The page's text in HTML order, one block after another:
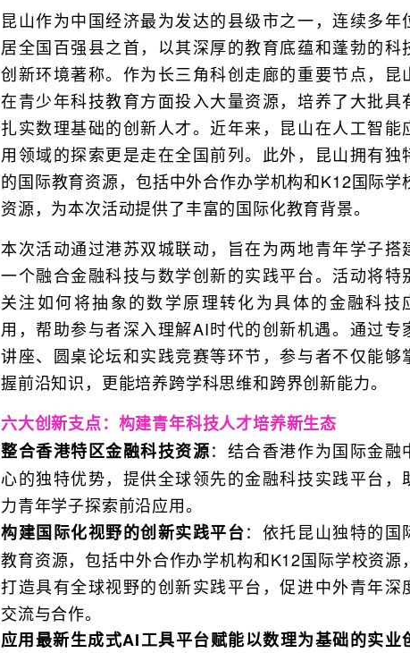
昆山作为中国经济最为发达的县级市之一，连续多年
居全国百强县之首，以其深厚的教育底蕴和蓬勃的科
创新环境著称。作为长三角科创走廊的重要节点，昆
在青少年科技教育方面投入大量资源，培养了大批具
扎实数理基础的创新人才。近年来，昆山在人工智能
用领域的探索更是走在全国前列。此外，昆山拥有独
的国际教育资源，包括中外合作办学机构和K12国际学
资源，为本次活动提供了丰富的国际化教育背景。
本次活动通过港苏双城联动，旨在为两地青年学子搭
一个融合金融科技与数学创新的实践平台。活动将特
关注如何将抽象的数学原理转化为具体的金融科技
用，帮助参与者深入理解AI时代的创新机遇。通过专
讲座、圆桌论坛和实践竞赛等环节，参与者不仅能够
握前沿知识，更能培养跨学科思维和跨界创新能力。
六大创新支点：构建青年科技人才培养新生态
整合香港特区金融科技资源：结合香港作为国际金融
心的独特优势，提供全球领先的金融科技实践平台，
力青年学子探索前沿应用。
构建国际化视野的创新实践平台：依托昆山独特的国
教育资源，包括中外合作办学机构和K12国际学校资源
打造具有全球视野的创新实践平台，促进中外青年深
交流与合作。
应用最新生成式AI工具平台赋能以数理为基础的实业